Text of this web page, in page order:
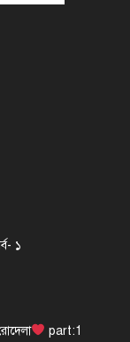
১
part:1